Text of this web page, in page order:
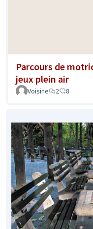
Parcours de
jeux plein air
Voisine 2 8